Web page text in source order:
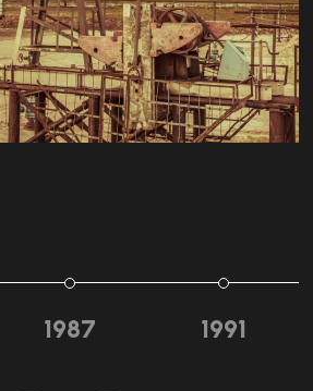
1987 1991